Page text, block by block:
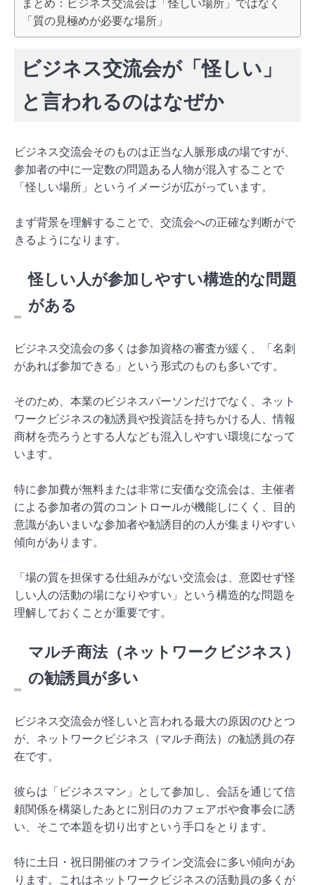
まとめ：ビジネス交流会は「怪しい場所」ではなく
「質の見極めが必要な場所」
ビジネス交流会が「怪しい」
と言われるのはなぜか
ビジネス交流会そのものは正当な人脈形成の場ですが、
参加者の中に一定数の問題ある人物が混入することで
「怪しい場所」というイメージが広がっています。
まず背景を理解することで、交流会への正確な判断がで
きるようになります。
怪しい人が参加しやすい構造的な問題
がある
ビジネス交流会の多くは参加資格の審査が緩く、「名刺
があれば参加できる」という形式のものも多いです。
そのため、本業のビジネスパーソンだけでなく、ネット
ワークビジネスの勧誘員や投資話を持ちかける人、情報
商材を売ろうとする人なども混入しやすい環境になって
います。
特に参加費が無料または非常に安価な交流会は、主催者
による参加者の質のコントロールが機能しにくく、目的
意識があいまいな参加者や勧誘目的の人が集まりやすい
傾向があります。
「場の質を担保する仕組みがない交流会は、意図せず怪
しい人の活動の場になりやすい」という構造的な問題を
理解しておくことが重要です。
マルチ商法（ネットワークビジネス）
の勧誘員が多い
ビジネス交流会が怪しいと言われる最大の原因のひとつ
が、ネットワークビジネス（マルチ商法）の勧誘員の存
在です。
彼らは「ビジネスマン」として参加し、会話を通じて信
頼関係を構築したあとに別日のカフェアポや食事会に誘
い、そこで本題を切り出すという手口をとります。
特に土日・祝日開催のオフライン交流会に多い傾向があ
ります。これはネットワークビジネスの活動員の多くが